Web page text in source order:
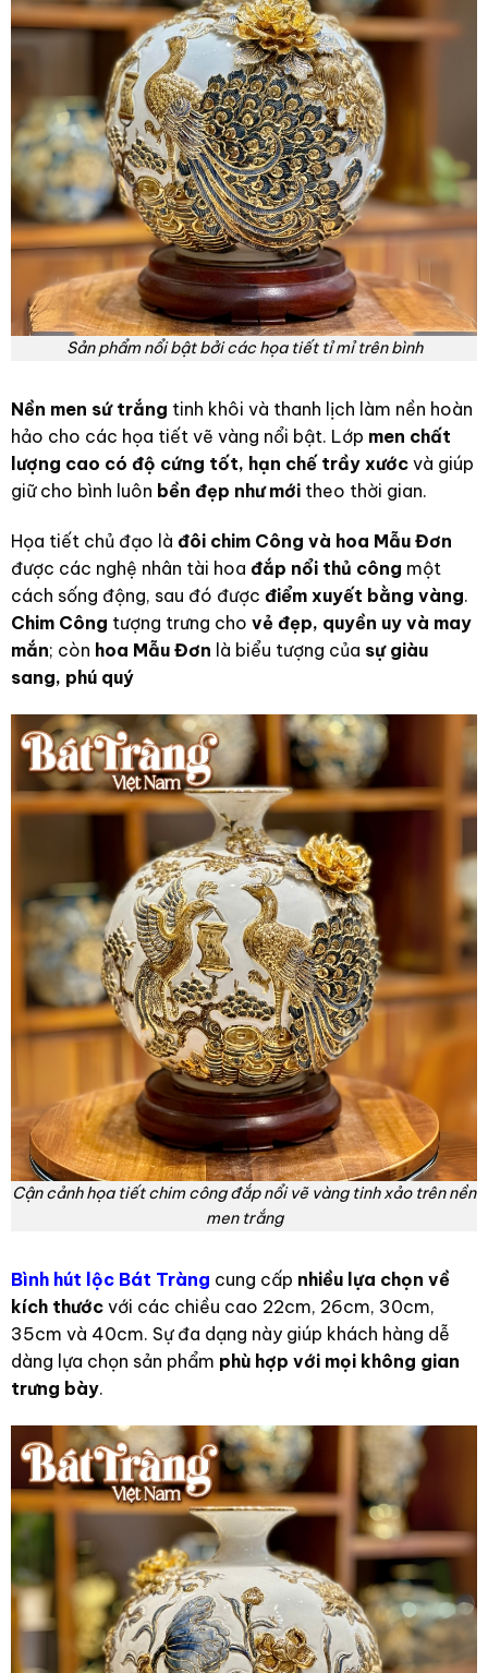
Sản phẩm nổi bật bởi các họa tiết tỉ mỉ trên bình
Nền men sứ trắng tinh khôi và thanh lịch làm nền hoàn
hảo cho các họa tiết vẽ vàng nổi bật. Lớp men chất
lượng cao có độ cứng tốt, hạn chế trầy xướcvà giúp
giữ cho bình luôn bền đẹp như mớitheo thời gian.
Họa tiết chủ đạo là đôi chim Công và hoa Mẫu Đơn
được các nghệ nhân tài hoa đắp nổi thủ công một
cách sống động, sau đó được điểm xuyết bằng vàng.
Chim Công tượng trưng cho vẻ đẹp, quyền uy và may
mắn; còn hoa Mẫu Đơn là biểu tượng của sự giàu
sang, phú quý
Cận cảnh họa tiết chim công đắp nổi vẽ vàng tinh xảo trên nền
men trắng
Bình hút lộc Bát Tràng cung cấp nhiều lựa chọn về
kích thướcvới các chiều cao 22cm, 26cm, 30cm,
35cm và 40cm. Sự đa dạng này giúp khách hàng dễ
dàng lựa chọn sản phẩm phù hợp với mọi không gian
trưng bày.